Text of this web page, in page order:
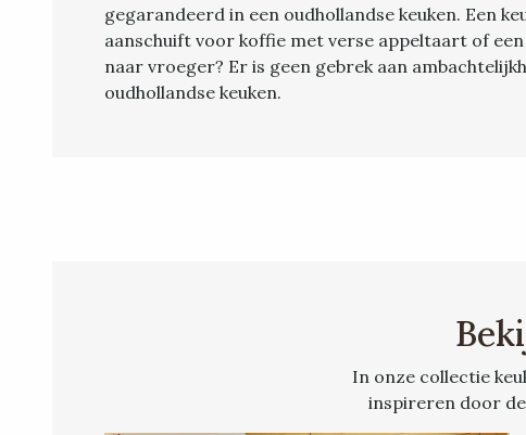
gegarandeerd in een oudhollandse keuken. Een
aanschuift voor koffie met verse appeltaart of
naar vroeger? Er is geen gebrek aan
oudhollandse keuken.
In onze collectie
inspireren door